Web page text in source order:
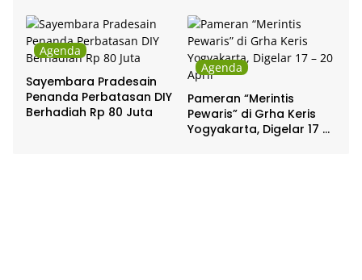
Agenda
Sayembara Pradesain
Penanda Perbatasan DIY
Berhadiah Rp 80 Juta
Agenda
Pameran “Merintis
Pewaris” di Grha Keris
Yogyakarta, Digelar 17 –